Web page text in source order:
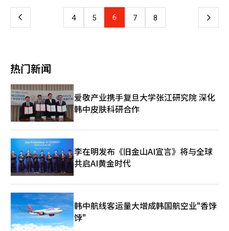
产业生态系统构建、新市场开拓和共生合作等方面，旨在增强未来
汽车的竞争力。 韩国汽车移动产业协会会长郑大振表示：“汽车
产业的出口50年与韩国经济增长的历史息息相关。为了在全球未来
包装正面大字写着直译的‘现在’，而‘大奖（Jackpot）’则在
产品名称旁边放置了‘共同资金’这个与拉面毫无关系的词。 为
也类似。在货架前挑选产品的28岁印度人罗宾表示：“我不知道
韩国拉面。”他还补充道：“价格比原版便宜，所以选择了它。”
从东南亚到日本……国籍不明的‘K-风格’反击 这种现象并非仅
限于尼泊尔。随着K-食品人气的上升，亚洲各地快速增加了采用韩
国式包装和韩文的当地食品。当地企业不仅仅是进口和销售韩国产
品，还积极模仿韩国拉面的设计和命名方式。 一个典型的例子是
印度市场。印度大型食品企业ITC通过即食面品牌‘Yippee’销
售‘大吉拉面’。产品正面用韩文标注‘大吉’，并以黑色和红色
为主的强烈色调强调韩国式辛辣拉面的形象。‘韩国
（Korean）’的字样也被加入，突显韩国拉面的概念。 印度尼西
亚的情况也类似。当地代表性拉面品牌米斯达普（Mie Sedaap）
推出了‘韩国调味鸡排拉面’概念的产品，包装上用韩文标注‘调
味鸡排’，并强调了火味和辛辣味的红色设计。 被称为方便面的
发源地的日本也不例外。在日本的便利店和超市，容易找到标
有‘韩国炸酱面’、‘韩国式拉面’等的当地品牌杯面。许多产品
将韩文的字样放得比日文更大，或使用红色和黑色的设计来强调韩
域，提供了日本主打产品饺子和米醋的套餐菜单。美食车前排起了
长队，活动期间共售出约2万个产品。 CJ第一制糖将日本视为K-食
由千叶工厂生产的新产品“Bibigo饺子饺子”在上市首月的3月创
下了约7亿韩元的销售额，并迅速进入了6000多家主要零售渠道。
得益于此，Bibigo饺子在今年3月首次突破了日本饺子市场10%的
市场份额。 目前，Bibigo饺子及CJ第一制糖的产品通过约4万个零
售渠道和在线平台在日本销售，包括永旺、唐吉诃德、好市多等。
CJ第一制糖相关人士表示：“通过此次KCON现场，我们感受到了
对Bibigo和K-食品的高度关注，未来将通过多样的营销活动，进
一步巩固作为全球代表性K-食品品牌的地位。”※ 本报道经人工
智能（AI）系统翻译与编辑。
上 4 5 6 7 8 下
热门新闻
爱敬产业携手复旦大学张江研究院 深化
韩中皮肤科研合作
李在明发布《旧金山AI宣言》将与全球
共启AI黄金时代
韩中航线客运量大增成韩国航空业"香饽
饽"